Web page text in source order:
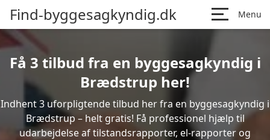
Find-byggesagkyndig.dk Menu
Få 3 tilbud fra en byggesagkyndig i
Brædstrup her!
Indhent 3 uforpligtende tilbud her fra en byggesagkyndig i
Brædstrup – helt gratis! Få professionel hjælp til
udarbejdelse af tilstandsrapporter, el-rapporter og